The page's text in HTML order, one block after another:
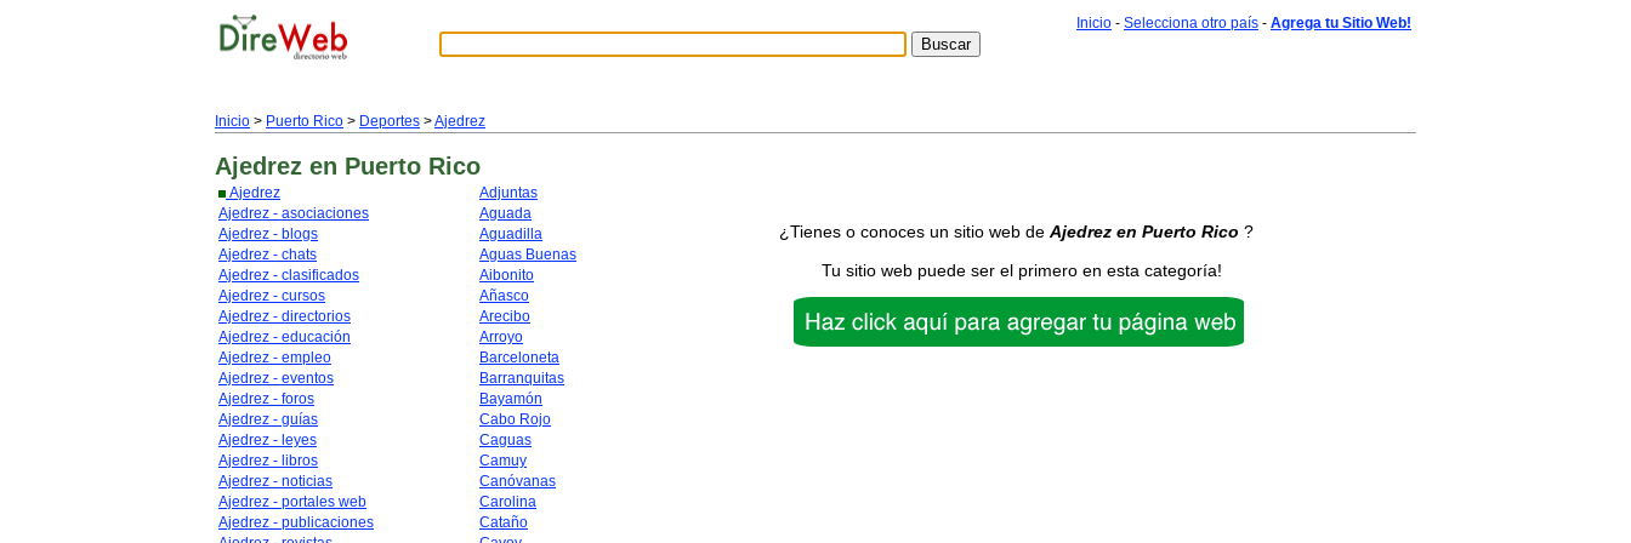
Inicio - Selecciona otro país - Agrega tu Sitio Web!
Inicio > Puerto Rico > Deportes >Ajedrez
Ajedrez en Puerto Rico
Ajedrez
Ajedrez - asociaciones
Ajedrez - blogs
Ajedrez - chats
Ajedrez - clasificados
Ajedrez - cursos
Ajedrez - directorios
Ajedrez - educación
Ajedrez - empleo
Ajedrez - eventos
Ajedrez - foros
Ajedrez - guías
Ajedrez - leyes
Ajedrez - libros
Ajedrez - noticias
Ajedrez - portales web
Ajedrez - publicaciones
Adjuntas
Aguada
Aguadilla
Aguas Buenas
Aibonito
Añasco
Arecibo
Arroyo
Barceloneta
Barranquitas
Bayamón
Cabo Rojo
Caguas
Camuy
Canóvanas
Carolina
Cataño
¿Tienes o conoces un sitio web de Ajedrez en Puerto Rico ?
Tu sitio web puede ser el primero en esta categoría!